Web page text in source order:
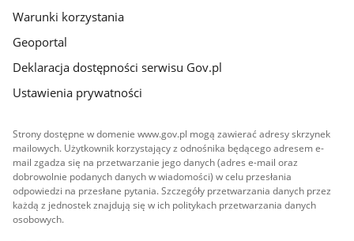
Warunki korzystania
Geoportal
Deklaracja dostępności serwisu Gov.pl
Ustawienia prywatności
Strony dostępne w domenie www.gov.pl mogą zawierać adresy skrzynek
mailowych. Użytkownik korzystający z odnośnika będącego adresem e-
mail zgadza się na przetwarzanie jego danych (adres e-mail oraz
dobrowolnie podanych danych w wiadomości) w celu przesłania
odpowiedzi na przesłane pytania. Szczegóły przetwarzania danych przez
każdą z jednostek znajdują się w ich politykach przetwarzania danych
osobowych.